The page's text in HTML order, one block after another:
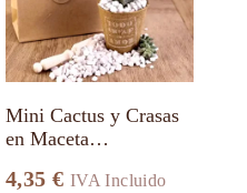
Mini Cactus y Crasas
en Maceta
4,35€ IVA Incluido
opciones
se
pueden
elegir
la
página
producto